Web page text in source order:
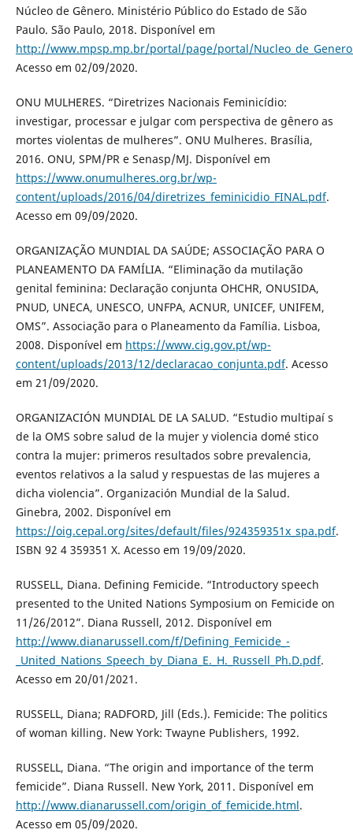
Núcleo de Gênero. Ministério Público do Estado de São
Paulo. São Paulo, 2018. Disponível em
http://www.mpsp.mp.br/portal/page/portal/
Acesso em 02/09/2020.
ONU MULHERES. “Diretrizes Nacionais Feminicídio:
investigar, processar e julgar com perspectiva de gênero as
mortes violentas de mulheres”. ONU Mulheres. Brasília,
2016. ONU, SPM/PR e Senasp/MJ. Disponível em
https://www.onumulheres.org.br/wp-
content/uploads/2016/04/diretrizes_feminicidio_FINAL.pdf.
Acesso em 09/09/2020.
ORGANIZAÇÃO MUNDIAL DA SAÚDE; ASSOCIAÇÃO PARA O
PLANEAMENTO DA FAMÍLIA. “Eliminação da mutilação
genital feminina: Declaração conjunta OHCHR, ONUSIDA,
PNUD, UNECA, UNESCO, UNFPA, ACNUR, UNICEF, UNIFEM,
OMS”. Associação para o Planeamento da Família. Lisboa,
2008. Disponível em https://www.cig.gov.pt/wp-
content/uploads/2013/12/declaracao_conjunta.pdf. Acesso
em 21/09/2020.
ORGANIZACIÓN MUNDIAL DE LA SALUD. “Estudio multipaí s
de la OMS sobre salud de la mujer y violencia domé stico
contra la mujer: primeros resultados sobre prevalencia,
eventos relativos a la salud y respuestas de las mujeres a
dicha violencia”. Organización Mundial de la Salud.
Ginebra, 2002. Disponível em
https://oig.cepal.org/sites/default/files/924359351x_spa.pdf.
ISBN 92 4 359351 X. Acesso em 19/09/2020.
RUSSELL, Diana. Defining Femicide. “Introductory speech
presented to the United Nations Symposium on Femicide on
11/26/2012”. Diana Russell, 2012. Disponível em
http://www.dianarussell.com/f/Defining_Femicide_-
_United_Nations_Speech_by_Diana_E._H._Russell_Ph.D.pdf.
Acesso em 20/01/2021.
RUSSELL, Diana; RADFORD, Jill (Eds.). Femicide: The politics
of woman killing. New York: Twayne Publishers, 1992.
RUSSELL, Diana. “The origin and importance of the term
femicide”. Diana Russell. New York, 2011. Disponível em
http://www.dianarussell.com/origin_of_femicide.html.
Acesso em 05/09/2020.